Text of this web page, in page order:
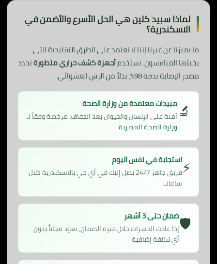
لماذا سبيد كلين هي الحل الأسرع والأضمن في
الاسكندرية؟
ما يميزنا عن غيرنا إننا لا نعتمد على الطرق التقليدية التي
يخبئها المنافسون. نستخدمأجهزة كشف حراري متطورةتحدد
مصدر الإصابة بدقة 98%، بدلاً من الرش العشوائي.
🔬مبيدات معتمدة من وزارة الصحة
آمنة على الإنسان والحيوان بعد الجفاف، مرخصة وفقاً لـ
وزارة الصحة المصرية
⚡استجابة في نفس اليوم
فريق جاهز 24/7 يصل إليك في أي حي بالاسكندرية خلال
ساعات
🛡️ضمان حتى 3 أشهر
إذا عادت الحشرات خلال فترة الضمان، نعود مجاناً بدون
أي تكلفة إضافية